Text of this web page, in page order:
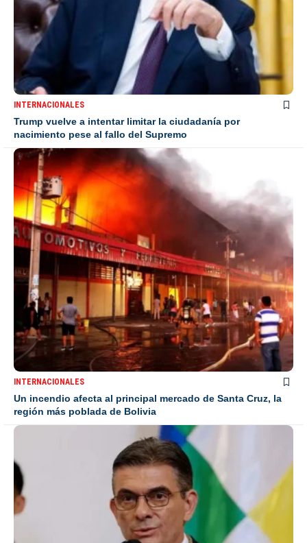
INTERNACIONALES
Trump vuelve a intentar limitar la ciudadanía por
nacimiento pese al fallo del Supremo
INTERNACIONALES
Un incendio afecta al principal mercado de Santa Cruz, la
región más poblada de Bolivia